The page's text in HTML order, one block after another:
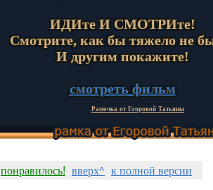
ИДИте И СМОТРИте!
Смотрите, как бы тяжело не
И другим покажите!
смотреть фильм
Рамочка от Егоровой Татьяны
понравилось! вверх^ к полной версии